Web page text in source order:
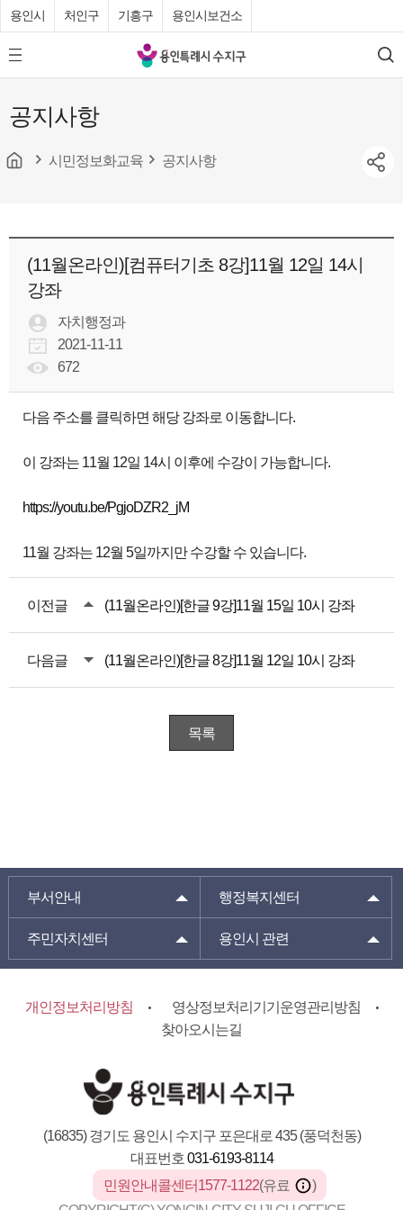
용인시 처인구 기흥구 용인시보건소
모
바
메
뉴
튼
용
인
수
청
검
색
공지사항
시민정보화교육 공지사항
(11월온라인)[컴퓨터기초 8강]11월 12일 14시
강좌
자치행정과
2021-11-11
672
다음 주소를 클릭하면 해당 강좌로 이동합니다.
이 강좌는 11월 12일 14시 이후에 수강이 가능합니다.
https://youtu.be/PgjoDZR2_jM
11월 강좌는 12월 5일까지만 수강할 수 있습니다.
이전글 (11월온라인)[한글 9강]11월 15일 10시 강좌
다음글 (11월온라인)[한글 8강]11월 12일 10시 강좌
목록
부서안내 행정복지센터
주민자치센터 용인시 관련
개인정보처리방침
영상정보처리기기운영관리방침
찾아오시는길
(16835) 경기도 용인시 수지구 포은대로 435 (풍덕천동)
대표번호 031-6193-8114
민원안내콜센터1577-1122(유료
)